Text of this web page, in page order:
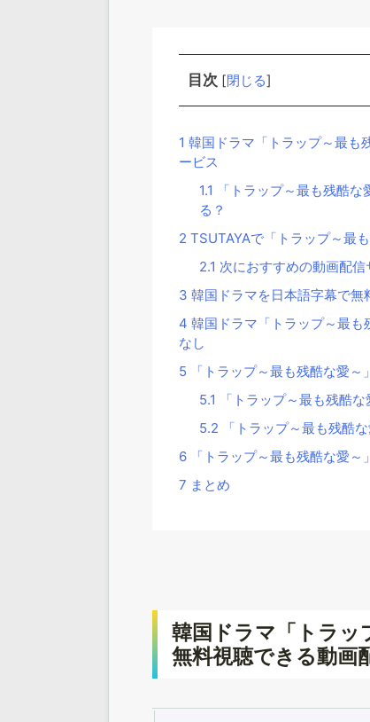
目次 [閉じる]
1 韓国ドラマ「トラップ～最も
ービス
1.1 「トラップ～最も残酷
る？
2 TSUTAYAで「トラップ～最
2.1 次におすすめの動画配信
3 韓国ドラマを日本語字幕で
4 韓国ドラマ「トラップ～最
なし
5 「トラップ～最も残酷な愛～
5.1 「トラップ～最も残酷
5.2 「トラップ～最も残酷
6 「トラップ～最も残酷な愛
7 まとめ
韓国ドラマ「トラッ
無料視聴できる動画